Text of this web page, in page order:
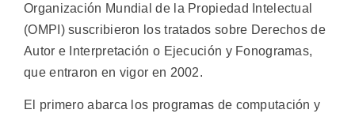
Organización Mundial de la Propiedad Intelectual
(OMPI) suscribieron los tratados sobre Derechos de
Autor e Interpretación o Ejecución y Fonogramas,
que entraron en vigor en 2002.
El primero abarca los programas de computación y